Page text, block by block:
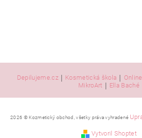
Depilujeme.cz Kosmetická škola
MikroArt Ella Baché
2026 © Kozmetický obchod, všetky práva vyhradené
Vytvoril Shoptet